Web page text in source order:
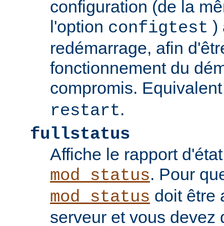
configuration (de la
l'option configtest )
redémarrage, afin
fonctionnement du
compromis.
restart.
fullstatus
Affiche le rapport
mod_status. Pour
mod_status doit être
serveur et vous devez